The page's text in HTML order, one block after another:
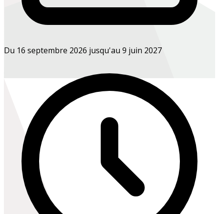
Du 16 septembre 2026 jusqu'au 9 juin 2027